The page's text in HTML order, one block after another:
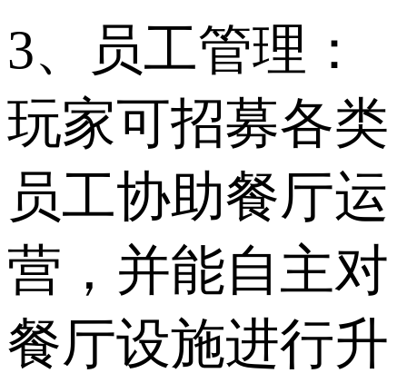
3、员工管理：
玩家可招募各类
员工协助餐厅运
营，并能自主对
餐厅设施进行升